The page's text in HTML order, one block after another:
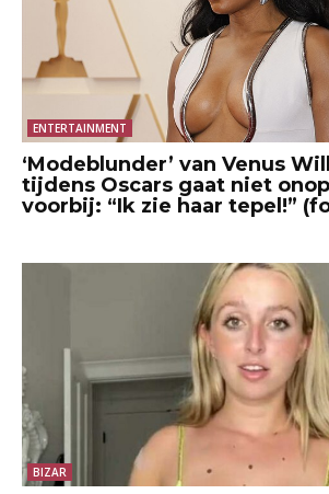
ENTERTAINMENT
‘Modeblunder’ van Venus
tijdens Oscars gaat niet
voorbij: “Ik zie haar tepel!”
BIZAR